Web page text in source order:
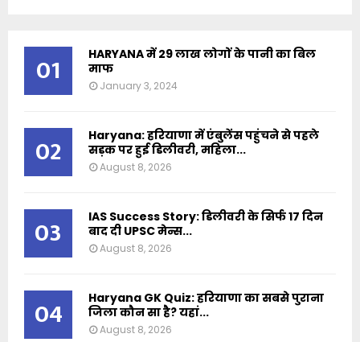
01
HARYANA में 29 लाख लोगों के पानी का बिल
माफ
January 3, 2024
02
Haryana: हरियाणा में एंबुलेंस पहुंचने से पहले
सड़क पर हुई डिलीवरी, महिला...
August 8, 2026
03
IAS Success Story: डिलीवरी के सिर्फ 17 दिन
बाद दी UPSC मेन्स...
August 8, 2026
04
Haryana GK Quiz: हरियाणा का सबसे पुराना
जिला कौन सा है? यहां...
August 8, 2026